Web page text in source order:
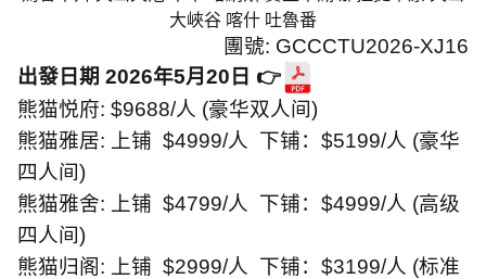
大峽谷 喀什 吐魯番
團號: GCCCTU2026-XJ16
出發日期 2026年5月 20 日 👉
熊猫悦府: $9688/人 (豪华双人间)
熊猫雅居: 上铺 $4999/人 下铺： $5199/人 (豪华
四人间)
熊猫雅舍: 上铺 $4799/人 下铺： $4999/人 (高级
四人间)
熊猫归阁: 上铺 $2999/人 下铺： $3199/人 (标准